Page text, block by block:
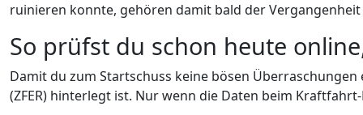
ruinieren konnte, gehören damit bald der Vergangenheit
So prüfst du schon heute
Damit du zum Startschuss keine bösen
(ZFER) hinterlegt ist. Nur wenn die Daten beim